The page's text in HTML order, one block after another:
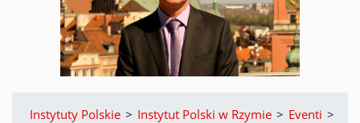
Instytuty Polskie > Instytut Polski w Rzymie > Eventi >